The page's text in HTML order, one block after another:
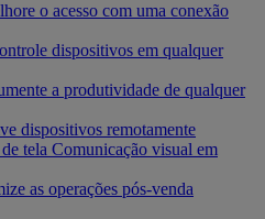
o acesso com uma conexão
dispositivos em qualquer
a produtividade de qualquer
dispositivos remotamente
tela Comunicação visual em
as operações pós-venda